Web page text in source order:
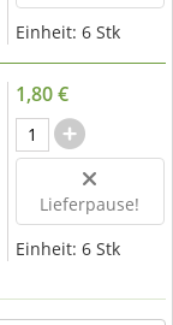
Einheit: 6 Stk
1,80 €
Lieferpause!
Einheit: 6 Stk